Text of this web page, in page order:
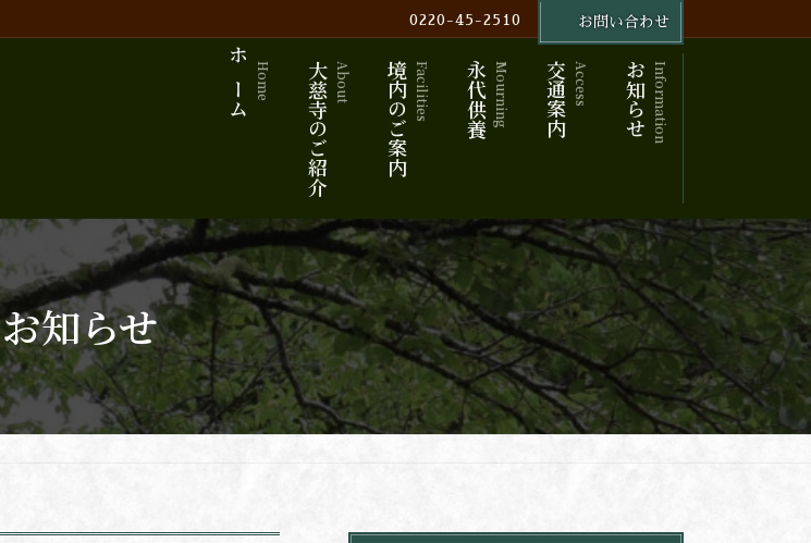
0220-45-2510 お問い合わせ
ホーム Home 大慈寺のご紹介 About 境内のご案内Facilities 永代供養Mourning 交通案内 Access お知らせInformation
お知らせ